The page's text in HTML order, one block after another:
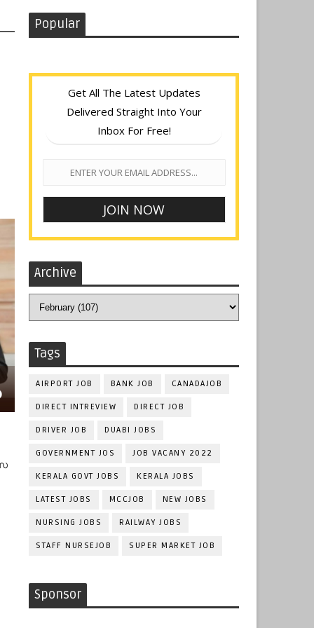
Popular
Get All The Latest Updates
Delivered Straight Into Your
Inbox For Free!
Archive
Tags
AIRPORT JOB BANK JOB CANADAJOB
DIRECT INTREVIEW DIRECT JOB
DRIVER JOB DUABI JOBS
GOVERNMENT JOS JOB VACANY 2022
KERALA GOVT JOBS KERALA JOBS
LATEST JOBS MCCJOB NEW JOBS
NURSING JOBS RAILWAY JOBS
STAFF NURSEJOB SUPER MARKET JOB
Sponsor